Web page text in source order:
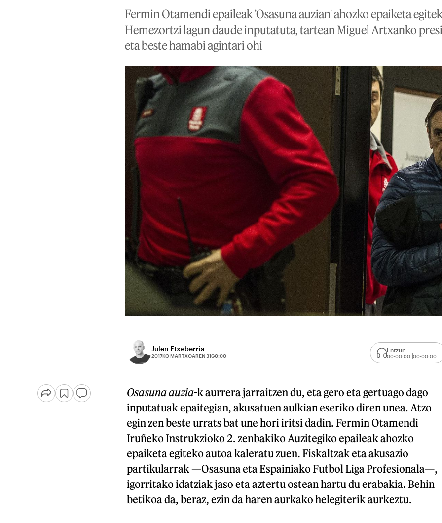
Fermin Otamendi epaileak 'Osasuna auzian' ahozko epaiketa
Hemezortzi lagun daude inputatuta, tartean Miguel Artxanko
eta beste hamabi agintari ohi
Julen Etxeberria
2017KO MARTXOAREN 3100:00
Entzun
00:00:00 00:00:00
Osasuna auzia-k aurrera jarraitzen du, eta gero eta gertuago dago
inputatuak epaitegian, akusatuen aulkian eseriko diren unea. Atzo
egin zen beste urrats bat une hori iritsi dadin. Fermin Otamendi
Iruñeko Instrukzioko 2. zenbakiko Auzitegiko epaileak ahozko
epaiketa egiteko autoa kaleratu zuen. Fiskaltzak eta akusazio
partikularrak —Osasuna eta Espainiako Futbol Liga Profesionala—,
igorritako idatziak jaso eta aztertu ostean hartu du erabakia. Behin
betikoa da, beraz, ezin da haren aurkako helegiterik aurkeztu.